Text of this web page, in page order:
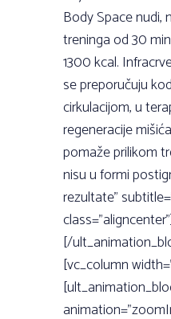
Body Space nudi,
treninga od 30
1300 kcal.
se preporučuju
cirkulacijom, u
regeneracije
pomaže prilikom
nisu u formi
rezultate”
[/
[vc_column